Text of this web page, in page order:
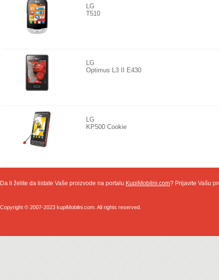
LG
T510
LG
Optimus L3 II E430
LG
KP500 Cookie
Da li želite da listate Vaše proizvode na portalu KupiMobilni.com? Prijavite Vašu
Copyright © 2007-2023 kupiMobilni.com. All rights reserved.